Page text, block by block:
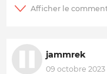
jammrek
09 octobre 2023